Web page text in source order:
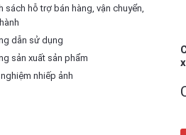
sách hỗ trợ bán hàng, vận chuyển,
dẫn sử dụng
sản xuất sản phẩm
nhiếp ảnh